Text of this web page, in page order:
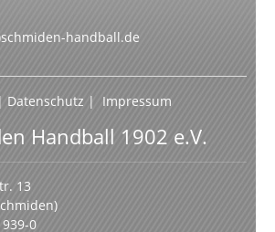
handball.de
| Datenschutz | Impressum
Handball 1902 e.V.
13
0